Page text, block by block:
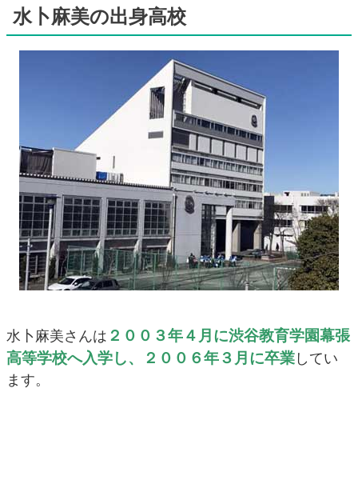
水卜麻美の出身高校
水卜麻美さんは ２００３年４月に渋谷教育学園幕張
高等学校へ入学し、２００６年３月に卒業 してい
ます。